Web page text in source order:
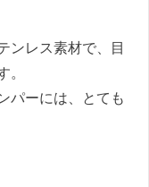
ンレス素材で、目
。
パーには、とても